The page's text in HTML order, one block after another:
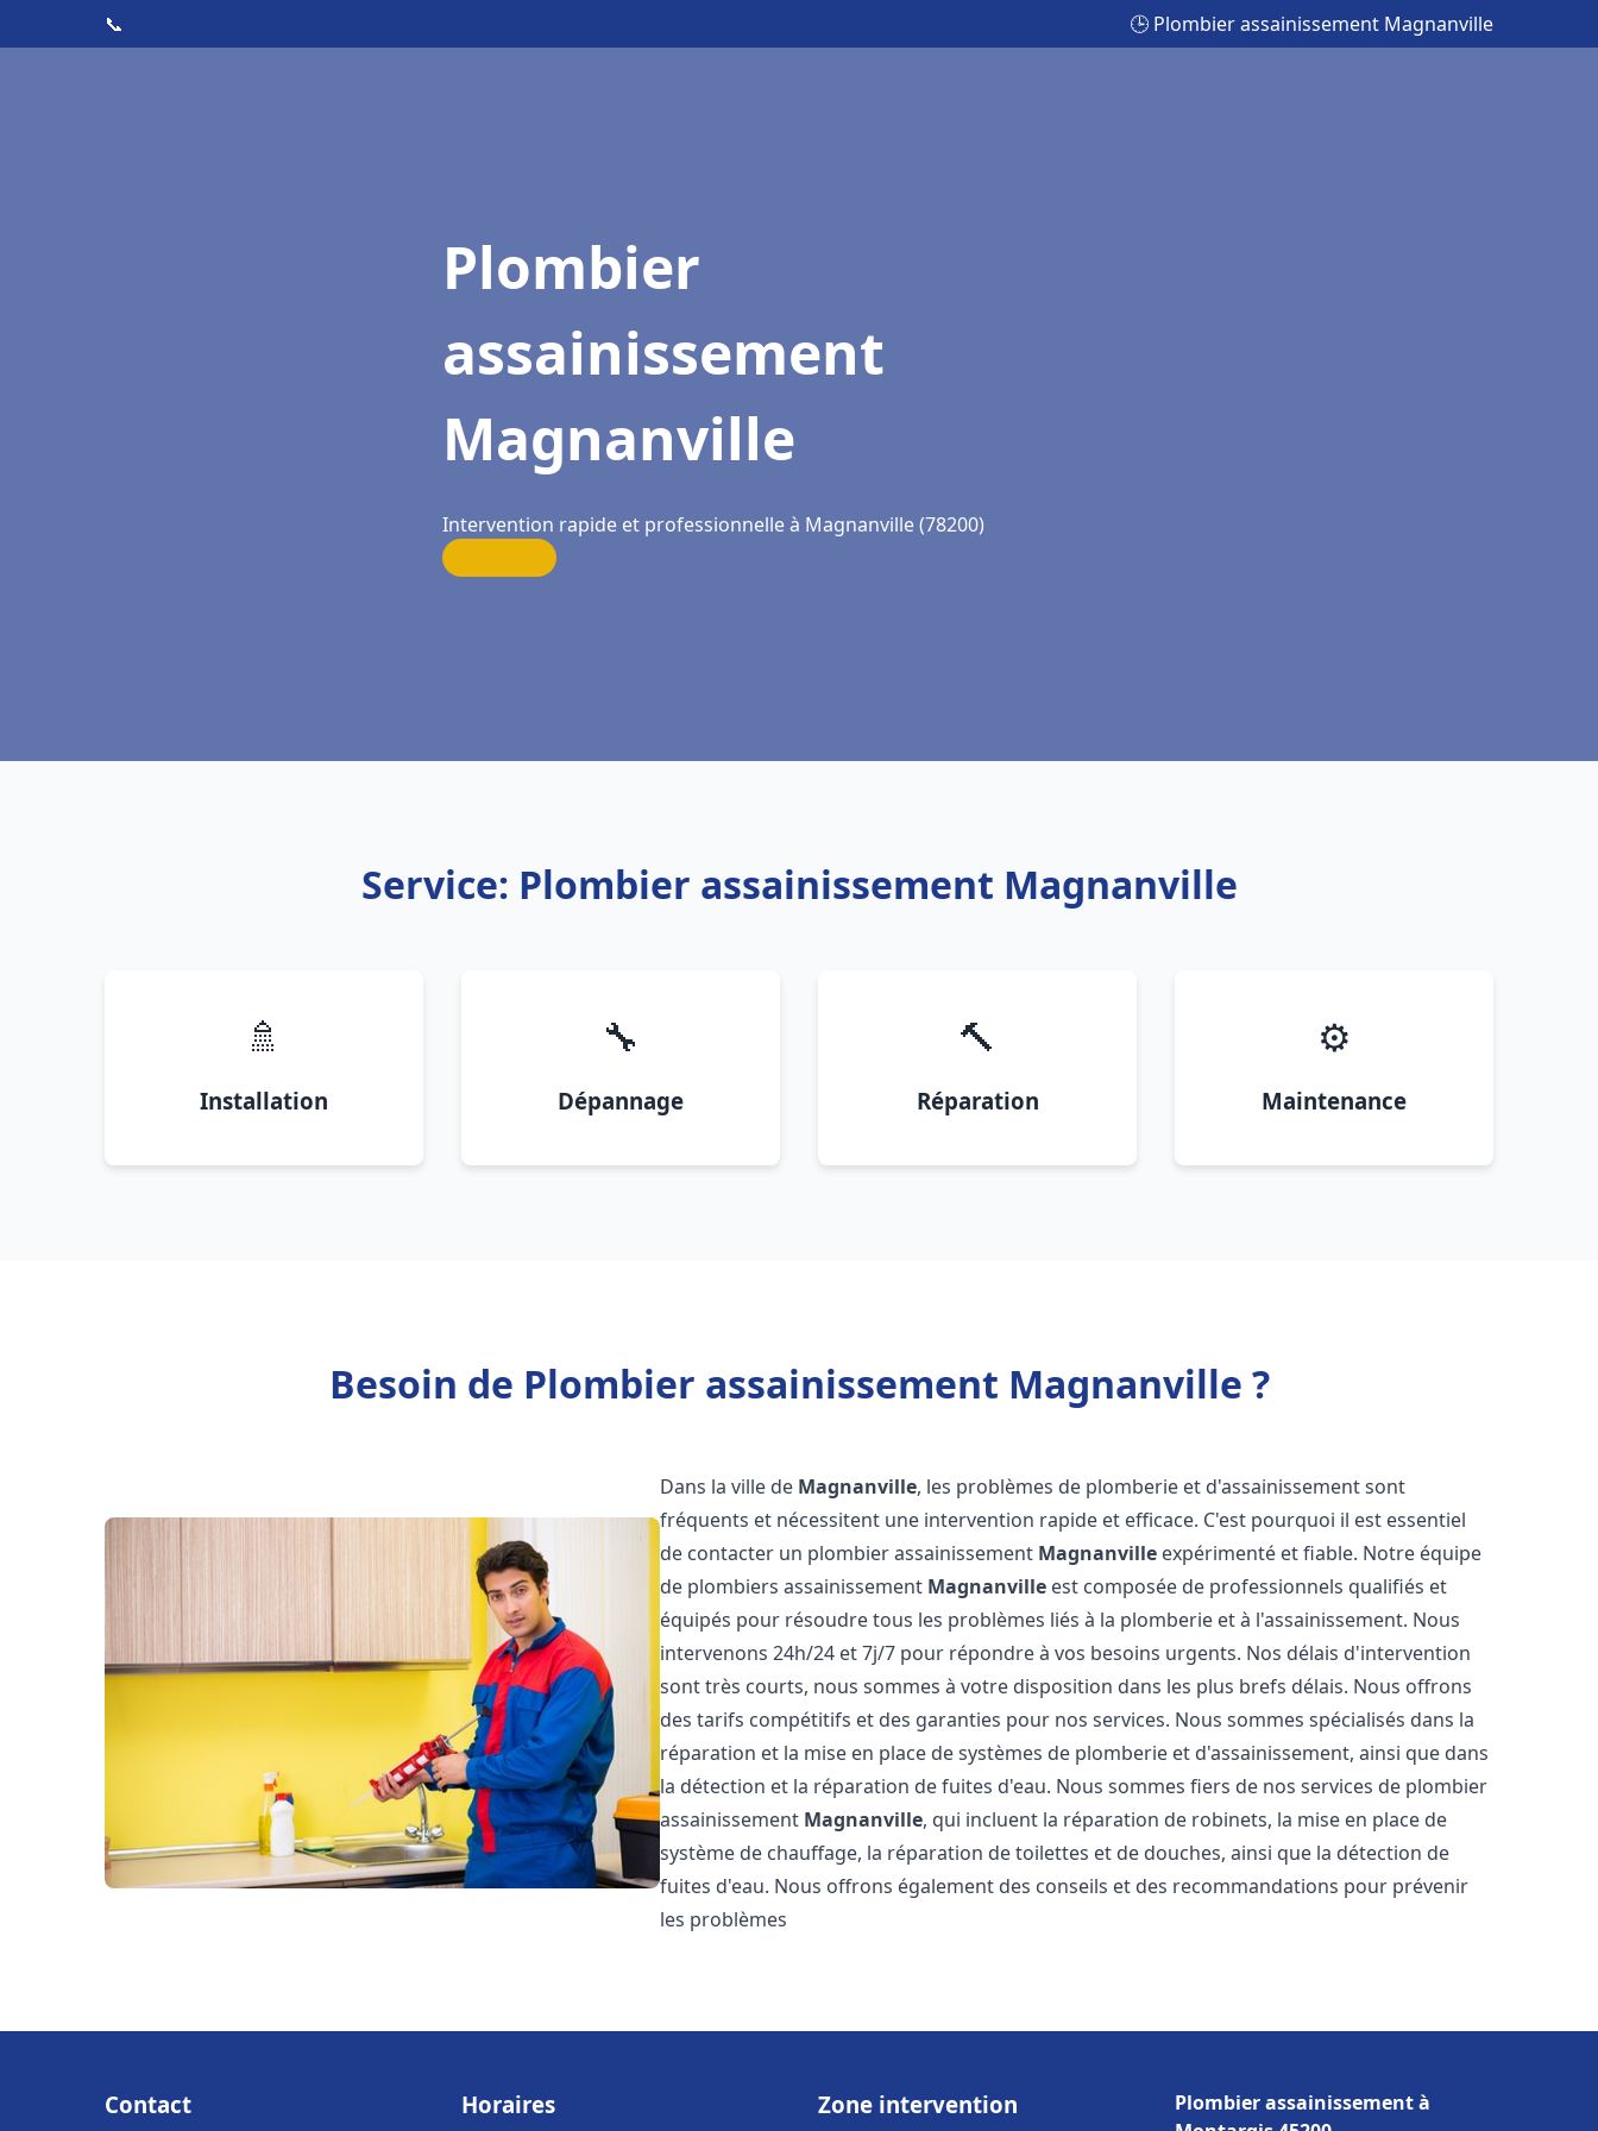
📞 🕒 Plombier assainissement Magnanville
Plombier
assainissement
Magnanville
Intervention rapide et professionnelle à Magnanville (78200)
Service: Plombier assainissement Magnanville
🚿
Installation
🔧
Dépannage
🔨
Réparation
⚙️
Maintenance
Besoin de Plombier assainissement Magnanville ?
Dans la ville de Magnanville, les problèmes de plomberie et d'assainissement sont
fréquents et nécessitent une intervention rapide et efficace. C'est pourquoi il est essentiel
de contacter un plombier assainissement Magnanville expérimenté et fiable. Notre équipe
de plombiers assainissement Magnanville est composée de professionnels qualifiés et
équipés pour résoudre tous les problèmes liés à la plomberie et à l'assainissement. Nous
intervenons 24h/24 et 7j/7 pour répondre à vos besoins urgents. Nos délais d'intervention
sont très courts, nous sommes à votre disposition dans les plus brefs délais. Nous offrons
des tarifs compétitifs et des garanties pour nos services. Nous sommes spécialisés dans la
réparation et la mise en place de systèmes de plomberie et d'assainissement, ainsi que dans
la détection et la réparation de fuites d'eau. Nous sommes fiers de nos services de plombier
assainissement Magnanville, qui incluent la réparation de robinets, la mise en place de
système de chauffage, la réparation de toilettes et de douches, ainsi que la détection de
fuites d'eau. Nous offrons également des conseils et des recommandations pour prévenir
les problèmes
Contact Horaires Zone intervention
Plombier assainissement à